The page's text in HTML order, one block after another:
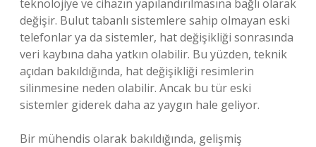
teknolojiye ve cihazın yapılandırılmasına bağlı olarak
değişir. Bulut tabanlı sistemlere sahip olmayan eski
telefonlar ya da sistemler, hat değişikliği sonrasında
veri kaybına daha yatkın olabilir. Bu yüzden, teknik
açıdan bakıldığında, hat değişikliği resimlerin
silinmesine neden olabilir. Ancak bu tür eski
sistemler giderek daha az yaygın hale geliyor.
Bir mühendis olarak bakıldığında, gelişmiş